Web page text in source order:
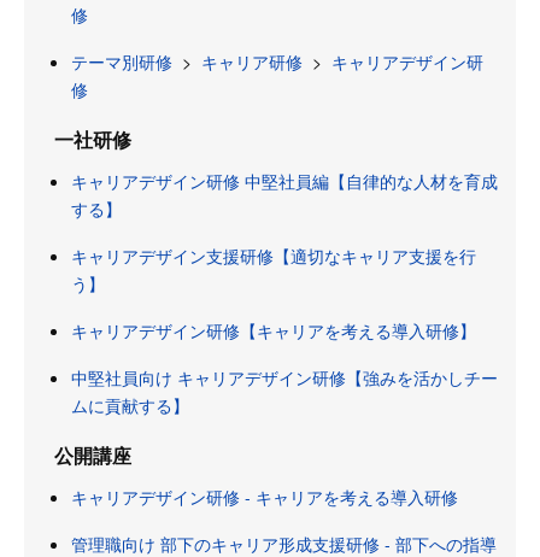
修
テーマ別研修 > キャリア研修 > キャリアデザイン研
修
一社研修
キャリアデザイン研修 中堅社員編【自律的な人材を育成
する】
キャリアデザイン支援研修【適切なキャリア支援を行
う】
キャリアデザイン研修【キャリアを考える導入研修】
中堅社員向け キャリアデザイン研修【強みを活かしチー
ムに貢献する】
公開講座
キャリアデザイン研修 - キャリアを考える導入研修
管理職向け 部下のキャリア形成支援研修 - 部下への指導